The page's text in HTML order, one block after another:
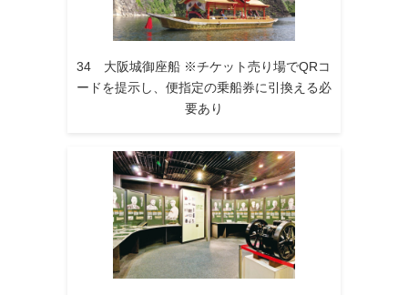
34 大阪城御座船 ※チケット売り場でQRコ
ードを提示し、便指定の乗船券に引換える必
要あり